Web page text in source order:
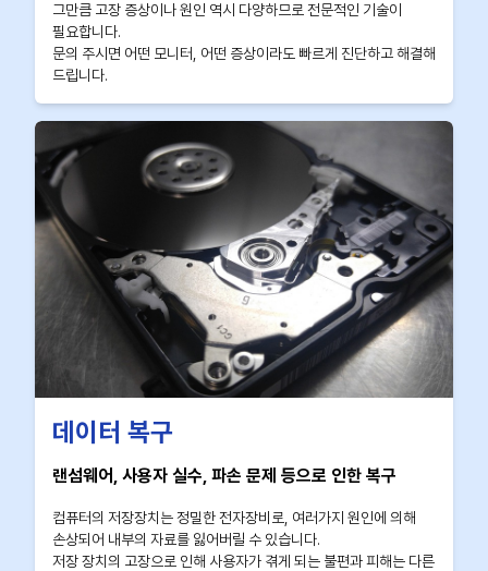
그만큼 고장 증상이나 원인 역시 다양하므로 전문적인 기술이
필요합니다.
문의 주시면 어떤 모니터, 어떤 증상이라도 빠르게 진단하고 해결해
드립니다.
데이터 복구
랜섬웨어, 사용자 실수, 파손 문제 등으로 인한 복구
컴퓨터의 저장장치는 정밀한 전자장비로, 여러가지 원인에 의해
손상되어 내부의 자료를 잃어버릴 수 있습니다.
저장 장치의 고장으로 인해 사용자가 겪게 되는 불편과 피해는 다른